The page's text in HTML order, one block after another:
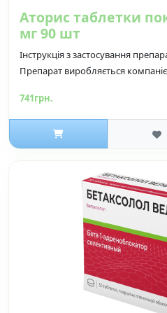
Аторис таблетки
мг 90 шт
Інструкція з застосування
Препарат виробляється
741грн.